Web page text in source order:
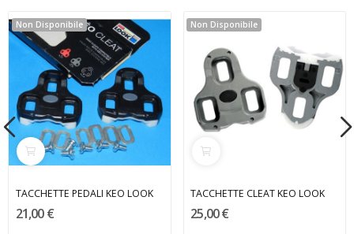
Non Disponibile
TACCHETTE PEDALI KEO LOOK
21,00 €
Non Disponibile
TACCHETTE CLEAT KEO LOOK
25,00 €